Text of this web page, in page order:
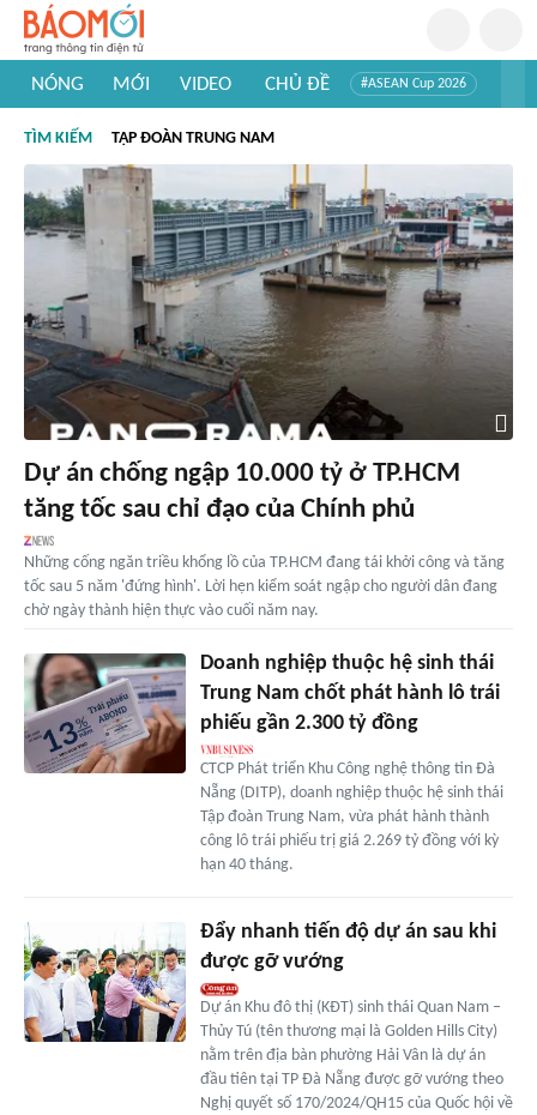
NÓNG MỚI VIDEO CHỦ ĐỀ #ASEAN Cup 2026
#Khám phá thế giới
TÌM KIẾM TẬP ĐOÀN TRUNG NAM
Dự án chống ngập 10.000 tỷ ở TP.HCM
tăng tốc sau chỉ đạo của Chính phủ
Những cống ngăn triều khổng lồ của TP.HCM đang tái khởi công và tăng
tốc sau 5 năm 'đứng hình'. Lời hẹn kiểm soát ngập cho người dân đang
chờ ngày thành hiện thực vào cuối năm nay.
Doanh nghiệp thuộc hệ sinh thái
Trung Nam chốt phát hành lô trái
phiếu gần 2.300 tỷ đồng
CTCP Phát triển Khu Công nghệ thông tin Đà
Nẵng (DITP), doanh nghiệp thuộc hệ sinh thái
Tập đoàn Trung Nam, vừa phát hành thành
công lô trái phiếu trị giá 2.269 tỷ đồng với kỳ
hạn 40 tháng.
Đẩy nhanh tiến độ dự án sau khi
được gỡ vướng
Dự án Khu đô thị (KĐT) sinh thái Quan Nam –
Thủy Tú (tên thương mại là Golden Hills City)
nằm trên địa bàn phường Hải Vân là dự án
đầu tiên tại TP Đà Nẵng được gỡ vướng theo
Nghị quyết số 170/2024/QH15 của Quốc hội về